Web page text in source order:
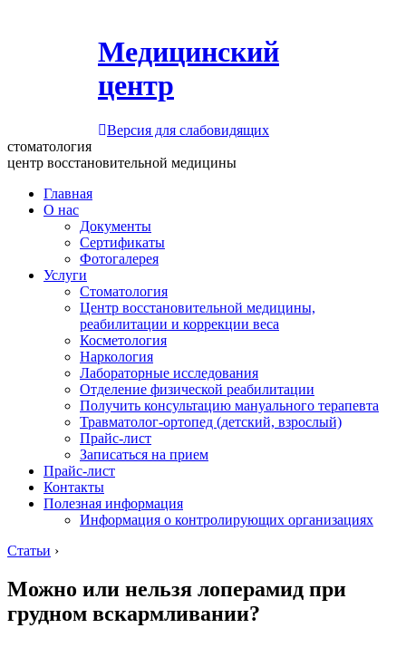
Медицинский
центр
Версия для слабовидящих
стоматология
центр восстановительной медицины
Главная
О нас
Документы
Сертификаты
Фотогалерея
Услуги
Стоматология
Центр восстановительной медицины,
реабилитации и коррекции веса
Косметология
Наркология
Лабораторные исследования
Отделение физической реабилитации
Получить консультацию мануального терапевта
Травматолог-ортопед (детский, взрослый)
Прайс-лист
Записаться на прием
Прайс-лист
Контакты
Полезная информация
Информация о контролирующих организациях
Статьи ›
Можно или нельзя лоперамид при
грудном вскармливании?